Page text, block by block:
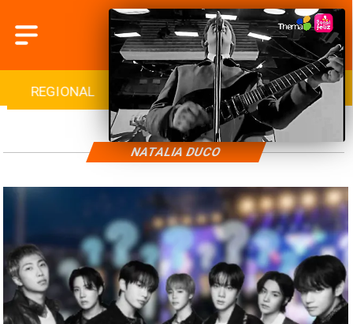
REGIONAL INTERNACIONAL DEPORTES
NATALIA DUCO